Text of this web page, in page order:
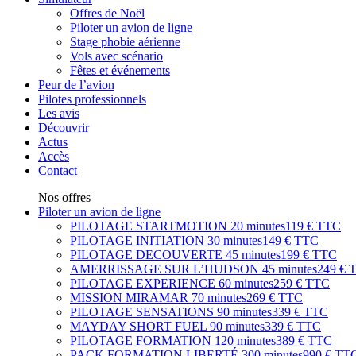
Offres de Noël
Piloter un avion de ligne
Stage phobie aérienne
Vols avec scénario
Fêtes et événements
Peur de l’avion
Pilotes professionnels
Les avis
Découvrir
Actus
Accès
Contact
Nos offres
Piloter un avion de ligne
PILOTAGE STARTMOTION 20 minutes119 € TTC
PILOTAGE INITIATION 30 minutes149 € TTC
PILOTAGE DECOUVERTE 45 minutes199 € TTC
AMERRISSAGE SUR L’HUDSON 45 minutes249 €
PILOTAGE EXPERIENCE 60 minutes259 € TTC
MISSION MIRAMAR 70 minutes269 € TTC
PILOTAGE SENSATIONS 90 minutes339 € TTC
MAYDAY SHORT FUEL 90 minutes339 € TTC
PILOTAGE FORMATION 120 minutes389 € TTC